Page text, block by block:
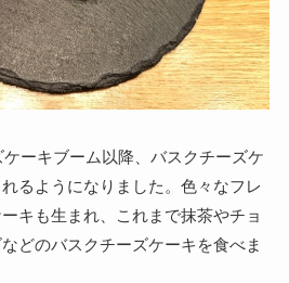
ーキブーム以降、バスクチーズケ
るようになりました。色々なフレ
キも生まれ、これまで抹茶やチョ
どのバスクチーズケーキを食べま